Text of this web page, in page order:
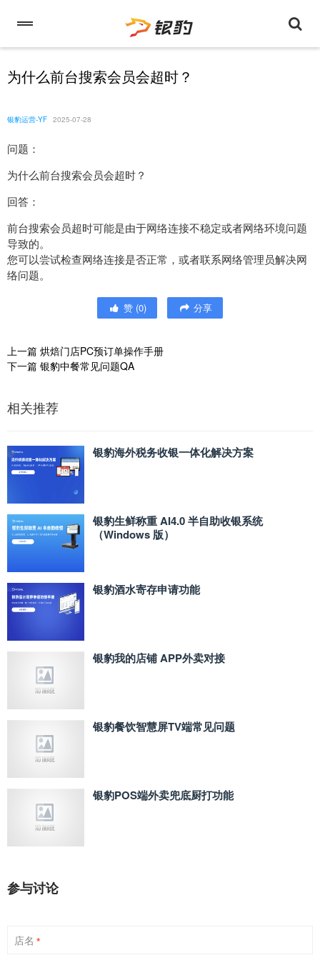
为什么前台搜索会员会超时？
银豹运营-YF 2025-07-28
问题：
为什么前台搜索会员会超时？
回答：
前台搜索会员超时可能是由于网络连接不稳定或者网络环境问题
导致的。
您可以尝试检查网络连接是否正常，或者联系网络管理员解决网
络问题。
赞 (0) 分享
上一篇 烘焙门店PC预订单操作手册
下一篇 银豹中餐常见问题QA
相关推荐
银豹海外税务收银一体化解决方案
银豹生鲜称重 AI4.0 半自助收银系统
（Windows 版）
银豹酒水寄存申请功能
银豹我的店铺 APP外卖对接
银豹餐饮智慧屏TV端常见问题
银豹POS端外卖兜底厨打功能
参与讨论
店名 *